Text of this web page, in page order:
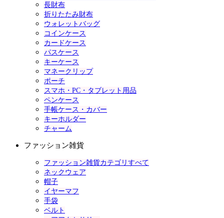
長財布
折りたたみ財布
ウォレットバッグ
コインケース
カードケース
パスケース
キーケース
マネークリップ
ポーチ
スマホ・PC・タブレット用品
ペンケース
手帳ケース・カバー
キーホルダー
チャーム
ファッション雑貨
ファッション雑貨カテゴリすべて
ネックウェア
帽子
イヤーマフ
手袋
ベルト